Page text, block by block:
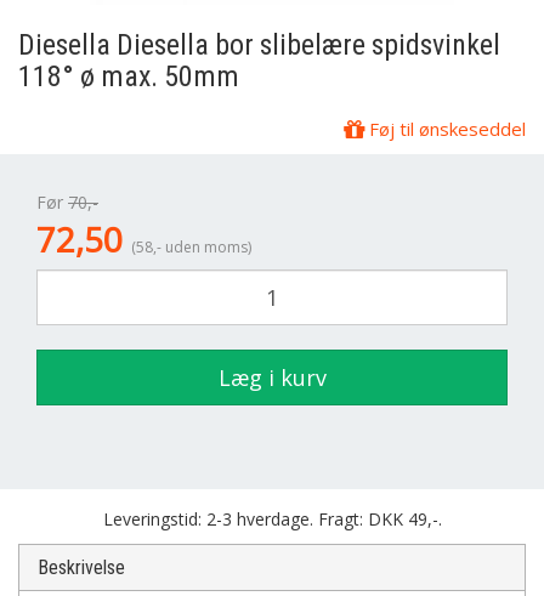
Diesella Diesella bor slibelære spidsvinkel
118° ø max. 50mm
Føj til ønskeseddel
Før 70,-
72,50 (58,- uden moms)
Læg i kurv
Leveringstid: 2-3 hverdage. Fragt: DKK 49,-.
Beskrivelse